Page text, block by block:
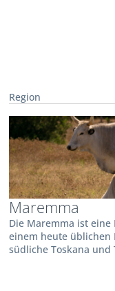
Region
Maremma
Die Maremma ist
einem heute üblichen
südliche Toskana und